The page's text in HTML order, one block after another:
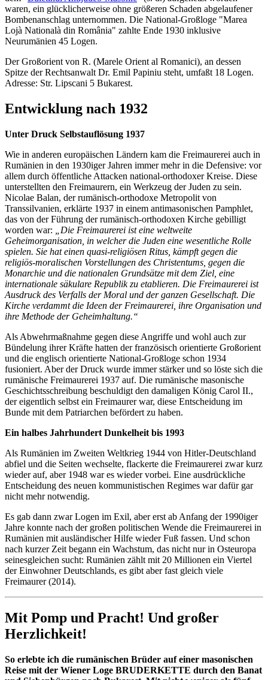
waren, ein glücklicherweise ohne größeren Schaden abgelaufener
Bombenanschlag unternommen. Die National-Großloge "Marea
Lojà Nationalà din România" zahlte Ende 1930 inklusive
Neurumänien 45 Logen.
Der Großorient von R. (Marele Orient al Romanici), an dessen
Spitze der Rechtsanwalt Dr. Emil Papiniu steht, umfaßt 18 Logen.
Adresse: Str. Lipscani 5 Bukarest.
Entwicklung nach 1932
Unter Druck Selbstauflösung 1937
Wie in anderen europäischen Ländern kam die Freimaurerei auch in
Rumänien in den 1930iger Jahren immer mehr in die Defensive: vor
allem durch öffentliche Attacken national-orthodoxer Kreise. Diese
unterstellten den Freimaurern, ein Werkzeug der Juden zu sein.
Nicolae Balan, der rumänisch-orthodoxe Metropolit von
Transsilvanien, erklärte 1937 in einem antimasonischen Pamphlet,
das von der Führung der rumänisch-orthodoxen Kirche gebilligt
worden war:
„Die Freimaurerei ist eine weltweite
Geheimorganisation, in welcher die Juden eine wesentliche Rolle
spielen. Sie hat einen quasi-religiösen Ritus, kämpft gegen die
religiös-moralischen Vorstellungen des Christentums, gegen die
Monarchie und die nationalen Grundsätze mit dem Ziel, eine
internationale säkulare Republik zu etablieren. Die Freimaurerei ist
Ausdruck des Verfalls der Moral und der ganzen Gesellschaft. Die
Kirche verdammt die Ideen der Freimaurerei, ihre Organisation und
ihre Methode der Geheimhaltung.“
Als Abwehrmaßnahme gegen diese Angriffe und wohl auch zur
Bündelung ihrer Kräfte hatten der französisch orientierte Großorient
und die englisch orientierte National-Großloge schon 1934
fusioniert. Aber der Druck wurde immer stärker und so löste sich die
rumänische Freimaurerei 1937 auf. Die rumänische masonische
Geschichtsschreibung beschuldigt den damaligen König Carol II.,
der eigentlich selbst ein Freimaurer war, diese Entscheidung im
Bunde mit dem Patriarchen befördert zu haben.
Ein halbes Jahrhundert Dunkelheit bis 1993
Als Rumänien im Zweiten Weltkrieg 1944 von Hitler-Deutschland
abfiel und die Seiten wechselte, flackerte die Freimaurerei zwar kurz
wieder auf, aber 1948 war es wieder vorbei. Eine ausdrückliche
Entscheidung des neuen kommunistischen Regimes war dafür gar
nicht mehr notwendig.
Es gab dann zwar Logen im Exil, aber erst ab Anfang der 1990iger
Jahre konnte nach der großen politischen Wende die Freimaurerei in
Rumänien mit ausländischer Hilfe wieder Fuß fassen. Und schon
nach kurzer Zeit begann ein Wachstum, das nicht nur in Osteuropa
seinesgleichen sucht: Rumänien zählt mit 20 Millionen ein Viertel
der Einwohner Deutschlands, es gibt aber fast gleich viele
Freimaurer (2014).
Mit Pomp und Pracht! Und großer
Herzlichkeit!
So erlebte ich die rumänischen Brüder auf einer masonischen
Reise mit der Wiener Loge BRUDERKETTE durch den Banat